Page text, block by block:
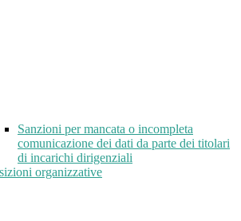
Sanzioni per mancata o incompleta
comunicazione dei dati da parte dei titolari
di incarichi dirigenziali
organizzative